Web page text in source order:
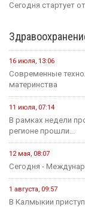
Выборная компания
Образование
12 мая, 08:18
С сегодняшнего
проведения...
25 июля, 10:43
Сегодня в стране
конкурсные...
21 июля, 16:04
Учитель из Ики-
представить
11 июля, 14:51